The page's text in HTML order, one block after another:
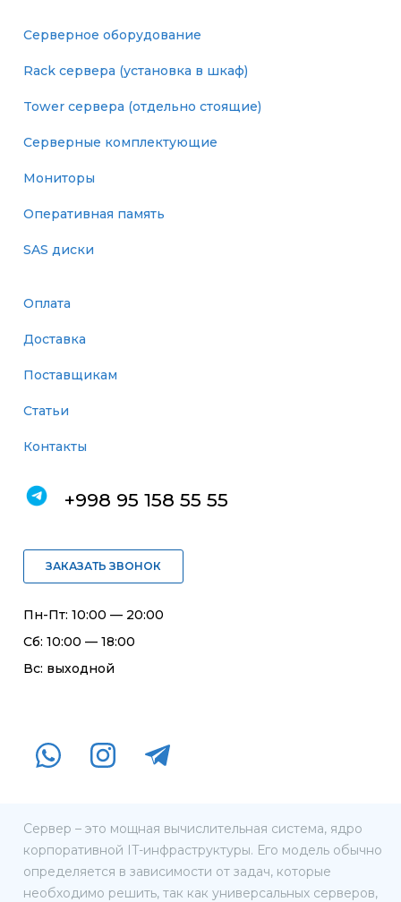
Серверное оборудование
Rack сервера (установка в шкаф)
Tower сервера (отдельно стоящие)
Серверные комплектующие
Мониторы
Оперативная память
SAS диски
Оплата
Доставка
Поставщикам
Статьи
Контакты
+998 95 158 55 55
ЗАКАЗАТЬ ЗВОНОК
Пн-Пт: 10:00 — 20:00
Сб: 10:00 — 18:00
Вс: выходной
Сервер – это мощная вычислительная система, ядро
корпоративной IT-инфраструктуры. Его модель обычно
определяется в зависимости от задач, которые
необходимо решить, так как универсальных серверов,